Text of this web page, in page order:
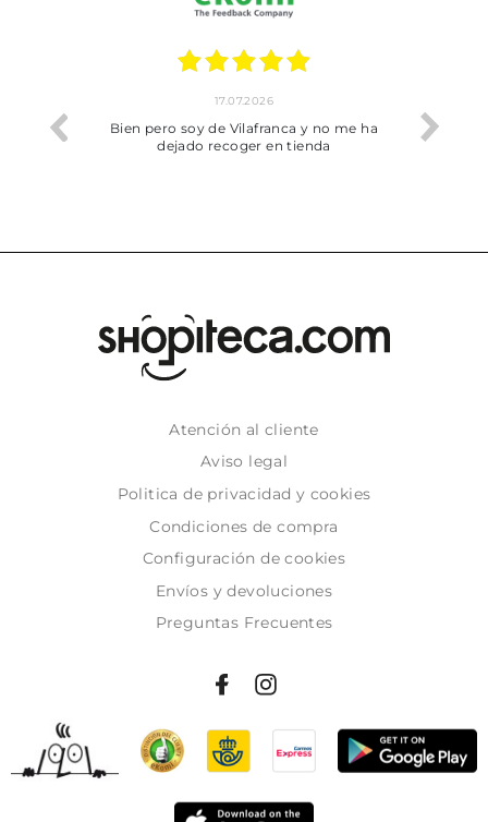
trobat
17.07.2026
Bien pero soy de Vilafranca y no me ha
dejado recoger en tienda
Atención al cliente
Aviso legal
Politica de privacidad y cookies
Condiciones de compra
Configuración de cookies
Envíos y devoluciones
Preguntas Frecuentes